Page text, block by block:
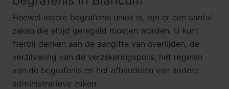
Hoewel iedere begrafenis uniek is, zijn er een aantal
zaken die altijd geregeld moeten worden. U kunt
hierbij denken aan de aangifte van overlijden, de
verzilvering van de verzekeringspolis, het regelen
van de begrafenis en het afhandelen van andere
administratieve zaken.